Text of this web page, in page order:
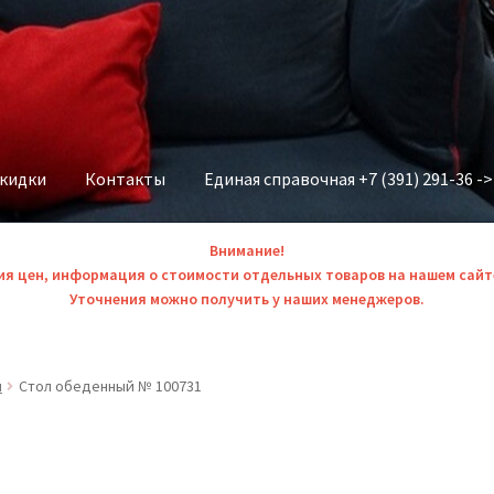
Контакты Единая справочная +7 (391) 291-36 -
Внимание!
цен, информация о стоимости отдельных товаров на нашем
Уточнения можно получить у наших менеджеров.
Стол обеденный № 100731